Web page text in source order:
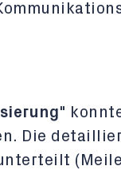
"
Die